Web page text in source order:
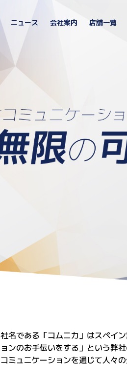
ニュース 会社案内 店舗一覧
社名である「コムニカ」はスペイ
ョンのお手伝いをする」という弊
コミュニケーションを通じて人々